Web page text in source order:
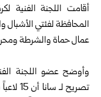
أقامت اللجنة الفنية
المحافظة لفئتي الأشبال
عمال حماة والشرطة
وأوضح عضو اللجنة